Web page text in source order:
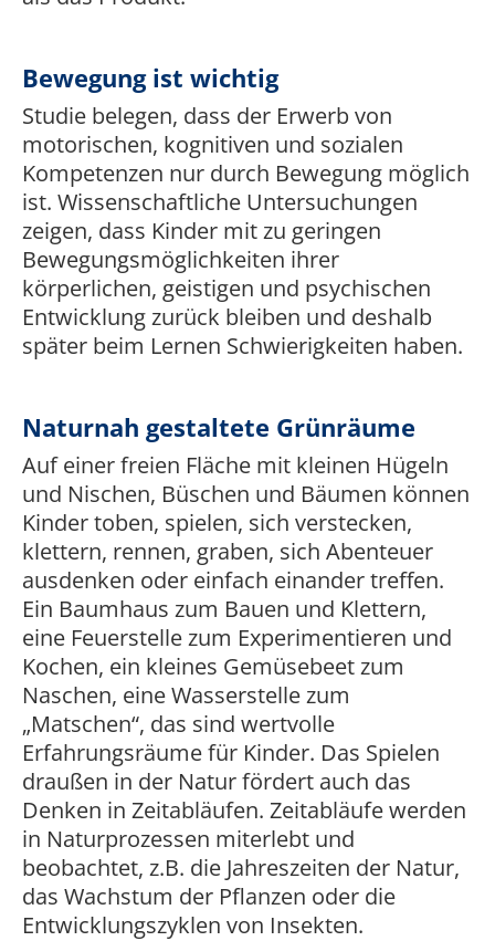
Bewegung ist wichtig
Studie belegen, dass der Erwerb von
motorischen, kognitiven und sozialen
Kompetenzen nur durch Bewegung möglich
ist. Wissenschaftliche Untersuchungen
zeigen, dass Kinder mit zu geringen
Bewegungsmöglichkeiten ihrer
körperlichen, geistigen und psychischen
Entwicklung zurück bleiben und deshalb
später beim Lernen Schwierigkeiten haben.
Naturnah gestaltete Grünräume
Auf einer freien Fläche mit kleinen Hügeln
und Nischen, Büschen und Bäumen können
Kinder toben, spielen, sich verstecken,
klettern, rennen, graben, sich Abenteuer
ausdenken oder einfach einander treffen.
Ein Baumhaus zum Bauen und Klettern,
eine Feuerstelle zum Experimentieren und
Kochen, ein kleines Gemüsebeet zum
Naschen, eine Wasserstelle zum
„Matschen“, das sind wertvolle
Erfahrungsräume für Kinder. Das Spielen
draußen in der Natur fördert auch das
Denken in Zeitabläufen. Zeitabläufe werden
in Naturprozessen miterlebt und
beobachtet, z.B. die Jahreszeiten der Natur,
das Wachstum der Pflanzen oder die
Entwicklungszyklen von Insekten.